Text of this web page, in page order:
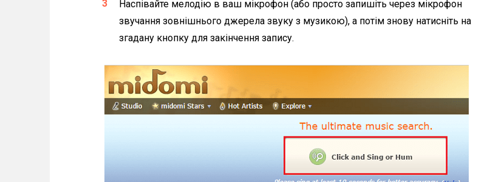
Наспівайте мелодію в ваш мікрофон (або просто запишіть через мікрофон
звучання зовнішнього джерела звуку з музикою), а потім знову натисніть на
згадану кнопку для закінчення запису.